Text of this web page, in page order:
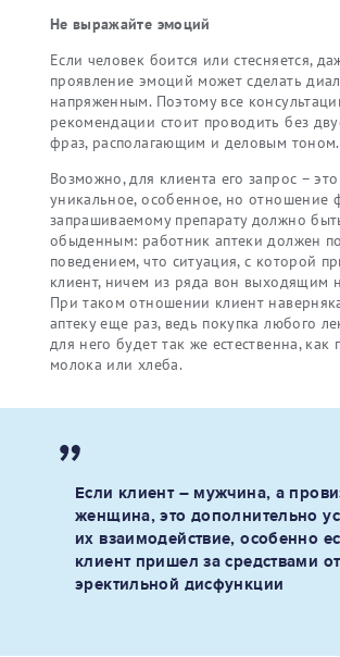
Не выражайте эмоций
Если человек боится или стесняется,
проявление эмоций может сделать
напряженным. Поэтому все
рекомендации стоит проводить без
фраз, располагающим и деловым тоном.
Возможно, для клиента его запрос –
уникальное, особенное, но отношение
запрашиваемому препарату должно
обыденным: работник аптеки должен
поведением, что ситуация, с которой
клиент, ничем из ряда вон выходящим
При таком отношении клиент
аптеку еще раз, ведь покупка любого
для него будет так же естественна, как
молока или хлеба.
Если клиент – мужчина, а
женщина, это дополнительно
их взаимодействие, особенно
клиент пришел за средствами от
эректильной дисфункции